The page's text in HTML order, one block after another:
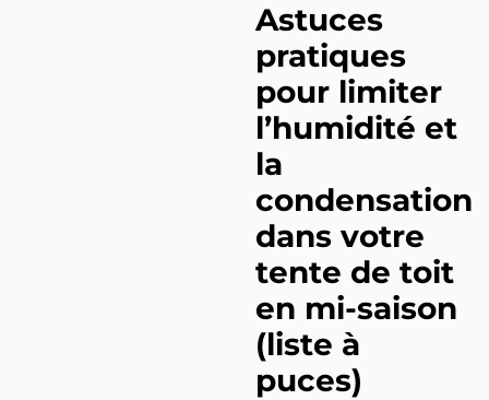
Astuces
pratiques
pour limiter
l’humidité et
la
condensation
dans votre
tente de toit
en mi-saison
(liste à
puces)